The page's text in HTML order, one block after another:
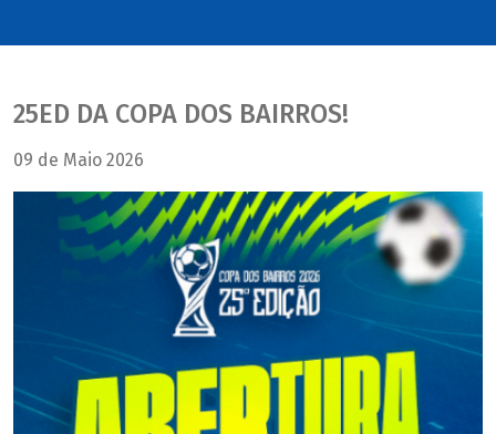
25ED DA COPA DOS BAIRROS!
09 de Maio 2026